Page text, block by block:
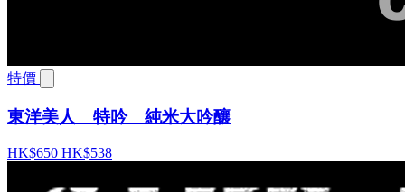
特價
東洋美人 特吟 純米大吟釀
HK$650 HK$538